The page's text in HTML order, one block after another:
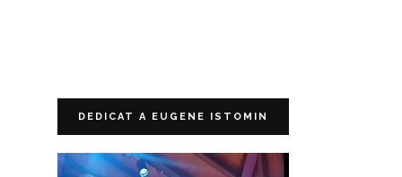
DEDICAT A EUGENE ISTOMIN